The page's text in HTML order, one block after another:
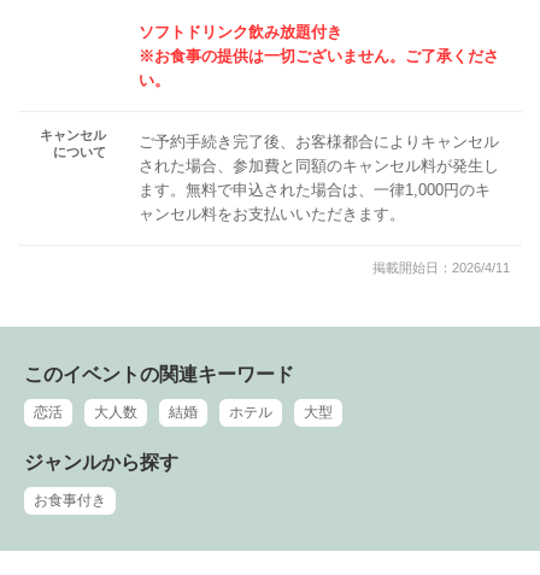
ソフトドリンク飲み放題付き
※お食事の提供は一切ございません。ご了承くださ
い。
キャンセル
について
ご予約手続き完了後、お客様都合によりキャンセル
された場合、参加費と同額のキャンセル料が発生し
ます。無料で申込された場合は、一律1,000円のキ
ャンセル料をお支払いいただきます。
掲載開始日：2026/4/11
このイベントの関連キーワード
恋活 大人数 結婚 ホテル 大型
ジャンルから探す
お食事付き